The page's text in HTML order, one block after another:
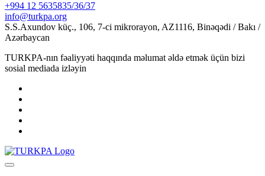
+994 12 5635835/36/37
info@turkpa.org
S.S.Axundov küç., 106, 7-ci mikrorayon, AZ1116, Binəqədi / Bakı /
Azərbaycan
TURKPA-nın fəaliyyəti haqqında məlumat əldə etmək üçün bizi
sosial mediada izləyin